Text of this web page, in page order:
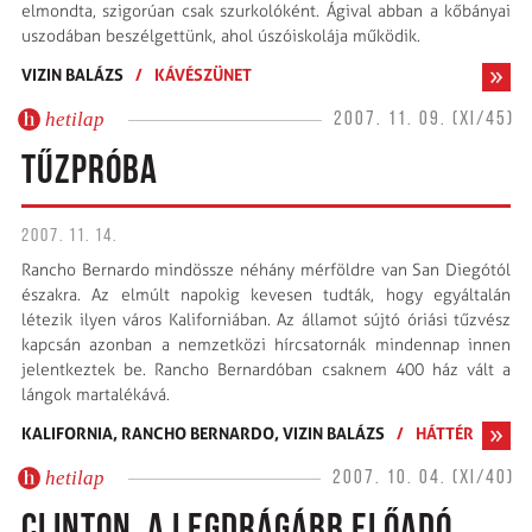
elmondta, szigorúan csak szurkolóként. Ágival abban a kőbányai
uszodában beszélgettünk, ahol úszóiskolája működik.
VIZIN BALÁZS / KÁVÉSZÜNET
hetilap 2007. 11. 09. (XI/45)
TŰZPRÓBA
2007. 11. 14.
Rancho Bernardo mindössze néhány mérföldre van San Diegótól
északra. Az elmúlt napokig kevesen tudták, hogy egyáltalán
létezik ilyen város Kaliforniában. Az államot sújtó óriási tűzvész
kapcsán azonban a nemzetközi hírcsatornák mindennap innen
jelentkeztek be. Rancho Bernardóban csaknem 400 ház vált a
lángok martalékává.
KALIFORNIA, RANCHO BERNARDO,VIZIN BALÁZS / HÁTTÉR
hetilap 2007. 10. 04. (XI/40)